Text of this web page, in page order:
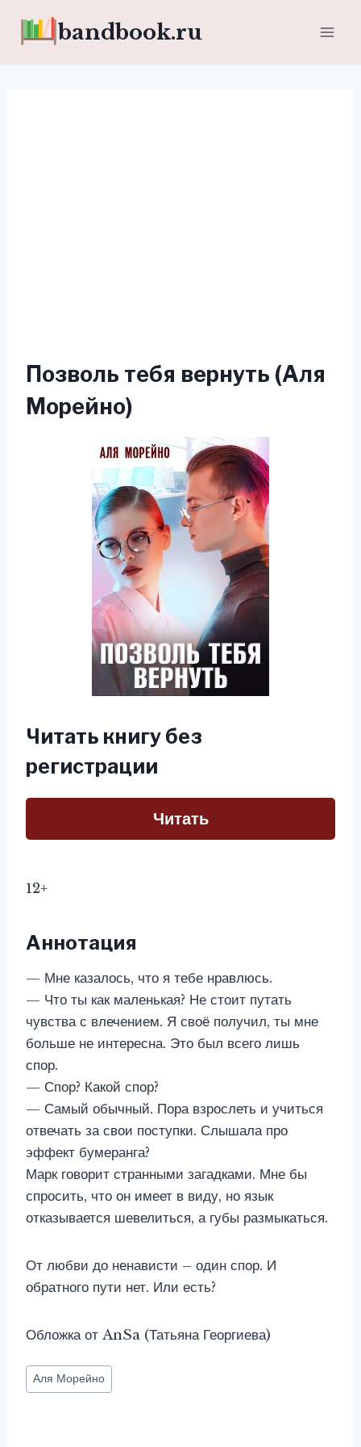
bandbook.ru
Позволь тебя вернуть (Аля
Морейно)
Читать книгу без
регистрации
Читать
12+
Аннотация
— Мне казалось, что я тебе нравлюсь.
— Что ты как маленькая? Не стоит путать
чувства с влечением. Я своё получил, ты мне
больше не интересна. Это был всего лишь
спор.
— Спор? Какой спор?
— Самый обычный. Пора взрослеть и учиться
отвечать за свои поступки. Слышала про
эффект бумеранга?
Марк говорит странными загадками. Мне бы
спросить, что он имеет в виду, но язык
отказывается шевелиться, а губы размыкаться.
От любви до ненависти – один спор. И
обратного пути нет. Или есть?
Обложка от AnSa (Татьяна Георгиева)
Метки
записи:
Аля Морейно